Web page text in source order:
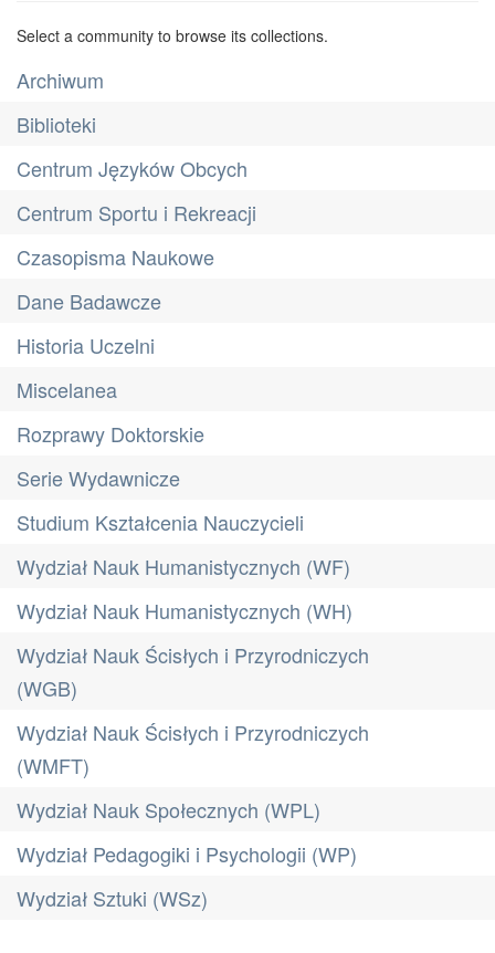
Select a community to browse its collections.
Archiwum
Biblioteki
Centrum Języków Obcych
Centrum Sportu i Rekreacji
Czasopisma Naukowe
Dane Badawcze
Historia Uczelni
Miscelanea
Rozprawy Doktorskie
Serie Wydawnicze
Studium Kształcenia Nauczycieli
Wydział Nauk Humanistycznych (WF)
Wydział Nauk Humanistycznych (WH)
Wydział Nauk Ścisłych i Przyrodniczych
(WGB)
Wydział Nauk Ścisłych i Przyrodniczych
(WMFT)
Wydział Nauk Społecznych (WPL)
Wydział Pedagogiki i Psychologii (WP)
Wydział Sztuki (WSz)